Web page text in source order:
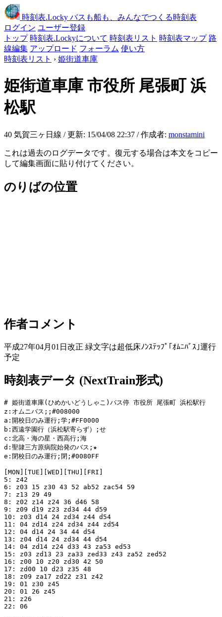
時刻表.Locky バスも船も、みんなでつくる時刻表
ログイン ユーザー登録
トップ 時刻表.Lockyについて 時刻表リスト 時刻表マップ 路
線編集 アップロード フォーラム 使い方
時刻表リスト › 姫街道車庫
姫街道車庫 市役所 尾張町 浜
松駅
40 気賀三ヶ日線 / 更新: 15/04/08 22:37 / 作成者: monstamini
これは過去のログデータです。復元する場合は本文をコピー
して編集画面に貼り付けてください。
のりばの位置
作者コメント
平成27年04月01日改正 緑文字は超低床ﾉﾝｽﾃｯﾌﾟ｢ｵﾑﾆﾊﾞｽ｣運行
予定
時刻表データ (NextTrain形式)
# 姫街道車庫(ひめかいどうしゃこ)バス停 市役所 尾張町 浜松駅行
z:オムニバス;;#008000
a:開校日のみ運行;学;#FF0000
b:西遠学園行（浜松駅寄らず）;せ
c:北高・海の星・西高行;海
d:聖隷三方原病院始発のバス;★
e:閉校日のみ運行;閉;#0080FF
[MON][TUE][WED][THU][FRI]
5: z42
6: z03 15 z30 43 52 ab52 zac54 59
7: z13 29 49
8: z02 z14 z24 36 d46 58
9: z09 d19 z23 zd34 44 d59
10: z03 d14 24 zd34 z44 d54
11: 04 zd14 z24 zd34 z44 zd54
12: 04 d14 24 34 44 d54
13: z04 d14 24 zd34 44 d54
14: 04 zd14 z24 d33 43 za53 ed53
15: z03 zd13 23 za33 zed33 z43 za52 zed52
16: z00 10 z20 zd30 42 50
17: zd00 10 d23 z35 48
18: z09 za17 zd22 z31 z42
19: 01 z30 z45
20: 01 26 z45
21: z26
22: 06